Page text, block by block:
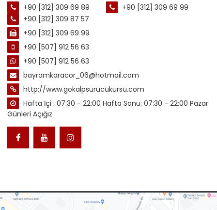
+90 [312] 309 69 89
+90 [312] 309 69 99
+90 [312] 309 87 57
+90 [312] 309 69 99
+90 [507] 912 56 63
+90 [507] 912 56 63
bayramkaracor_06@hotmail.com
http://www.gokalpsurucukursu.com
Hafta İçi : 07:30 - 22:00 Hafta Sonu: 07:30 - 22:00 Pazar
Günleri Açığız